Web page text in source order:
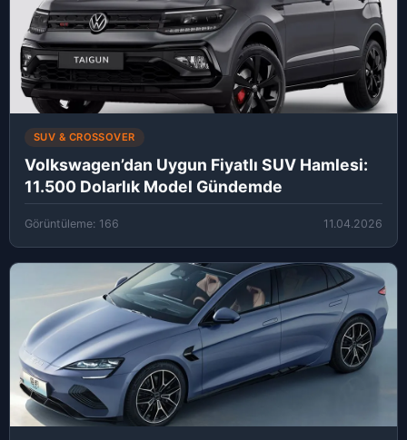
SUV & CROSSOVER
Volkswagen’dan Uygun Fiyatlı SUV Hamlesi:
11.500 Dolarlık Model Gündemde
Görüntüleme: 166 11.04.2026